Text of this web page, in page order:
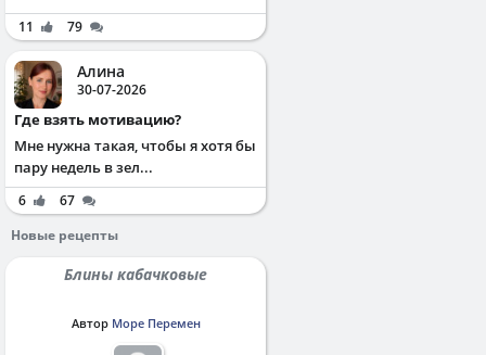
11 79
Алина
30-07-2026
Где взять мотивацию?
Мне нужна такая, чтобы я хотя бы
пару недель в зел...
6
67
Новые рецепты
Блины кабачковые
Автор Море Перемен